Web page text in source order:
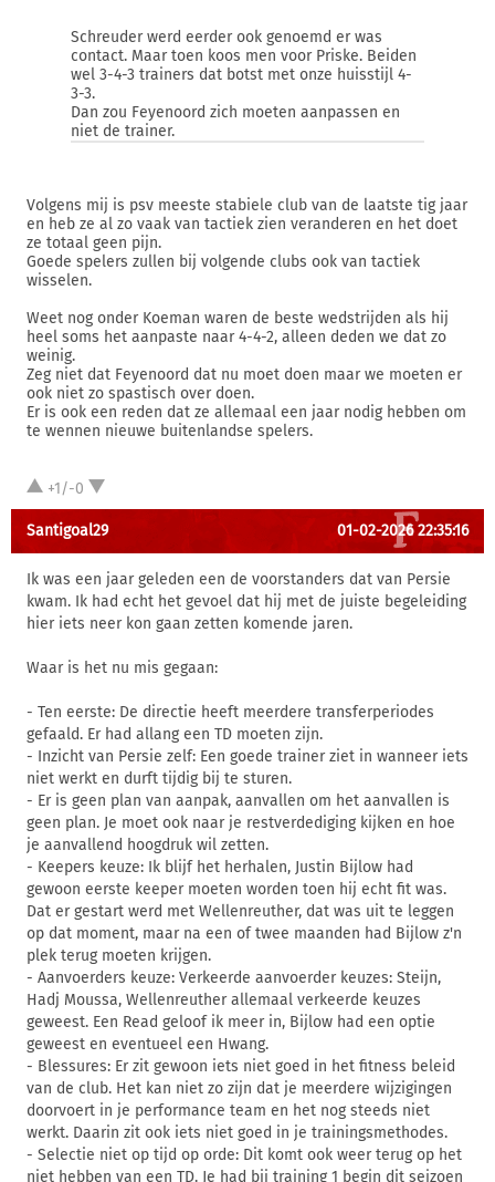
Schreuder werd eerder ook genoemd er was
contact. Maar toen koos men voor Priske. Beiden
wel 3-4-3 trainers dat botst met onze huisstijl 4-
3-3.
Dan zou Feyenoord zich moeten aanpassen en
niet de trainer.
Volgens mij is psv meeste stabiele club van de laatste tig jaar
en heb ze al zo vaak van tactiek zien veranderen en het doet
ze totaal geen pijn.
Goede spelers zullen bij volgende clubs ook van tactiek
wisselen.
Weet nog onder Koeman waren de beste wedstrijden als hij
heel soms het aanpaste naar 4-4-2, alleen deden we dat zo
weinig.
Zeg niet dat Feyenoord dat nu moet doen maar we moeten er
ook niet zo spastisch over doen.
Er is ook een reden dat ze allemaal een jaar nodig hebben om
te wennen nieuwe buitenlandse spelers.
+1/-0
Santigoal29 01-02-2026 22:35:16
Ik was een jaar geleden een de voorstanders dat van Persie
kwam. Ik had echt het gevoel dat hij met de juiste begeleiding
hier iets neer kon gaan zetten komende jaren.
Waar is het nu mis gegaan:
- Ten eerste: De directie heeft meerdere transferperiodes
gefaald. Er had allang een TD moeten zijn.
- Inzicht van Persie zelf: Een goede trainer ziet in wanneer iets
niet werkt en durft tijdig bij te sturen.
- Er is geen plan van aanpak, aanvallen om het aanvallen is
geen plan. Je moet ook naar je restverdediging kijken en hoe
je aanvallend hoogdruk wil zetten.
- Keepers keuze: Ik blijf het herhalen, Justin Bijlow had
gewoon eerste keeper moeten worden toen hij echt fit was.
Dat er gestart werd met Wellenreuther, dat was uit te leggen
op dat moment, maar na een of twee maanden had Bijlow z'n
plek terug moeten krijgen.
- Aanvoerders keuze: Verkeerde aanvoerder keuzes: Steijn,
Hadj Moussa, Wellenreuther allemaal verkeerde keuzes
geweest. Een Read geloof ik meer in, Bijlow had een optie
geweest en eventueel een Hwang.
- Blessures: Er zit gewoon iets niet goed in het fitness beleid
van de club. Het kan niet zo zijn dat je meerdere wijzigingen
doorvoert in je performance team en het nog steeds niet
werkt. Daarin zit ook iets niet goed in je trainingsmethodes.
- Selectie niet op tijd op orde: Dit komt ook weer terug op het
niet hebben van een TD. Je had bij training 1 begin dit seizoen